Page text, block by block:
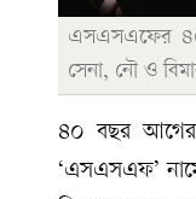
এসএসএফের
সেনা, নৌ ও
৪০ বছর আগের
‘এসএসএফ’ নামে